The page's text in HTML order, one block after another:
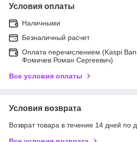
Условия оплаты
Наличными
Безналичный расчет
Оплата перечислением (Kaspi
Фомичев Роман Сергеевич)
Все условия оплаты
Условия возврата
Возврат товара в течение 14 дней по